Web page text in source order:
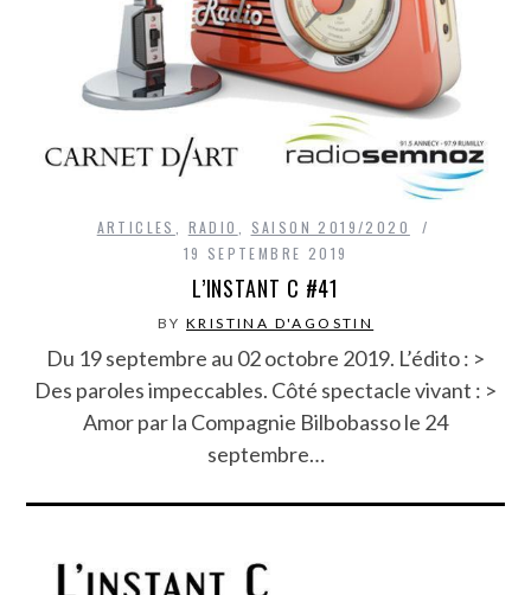
ARTICLES RADIO
SAISON 2019/2020
19 SEPTEMBRE 2019
L’INSTANT C #41
BY KRISTINA D'AGOSTIN
Du 19 septembre au 02 octobre 2019. L’édito : >
Des paroles impeccables. Côté spectacle vivant : >
Amor par la Compagnie Bilbobasso le 24
septembre…